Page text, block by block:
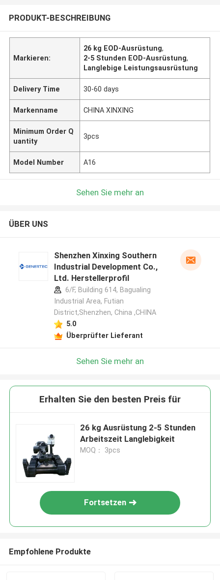
PRODUKT-BESCHREIBUNG
Markieren:
26 kg EOD-Ausrüstung,
2-5 Stunden EOD-Ausrüstung,
Langlebige Leistungsausrüstung
Delivery Time 30-60 days
Markenname CHINA XINXING
Minimum Order Q
uantity
3pcs
Model Number A16
Sehen Sie mehr an
ÜBER UNS
Shenzhen Xinxing Southern
Industrial Development Co.,
Ltd. Herstellerprofil
6/F, Building 614, Bagualing
Industrial Area, Futian
District,Shenzhen, China ,CHINA
5.0
Überprüfter Lieferant
Sehen Sie mehr an
Erhalten Sie den besten Preis für
26 kg Ausrüstung 2-5 Stunden
Arbeitszeit Langlebigkeit
MOQ： 3pcs
Fortsetzen
Empfohlene Produkte